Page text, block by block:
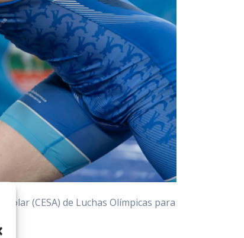
(CESA) de Luchas Olímpicas para